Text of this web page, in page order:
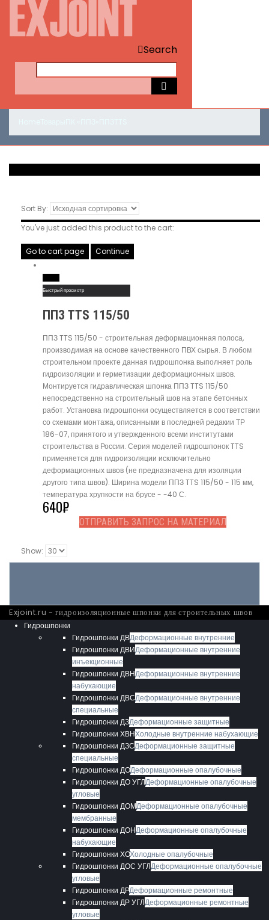
Search
Sort By:
You've just added this product to the cart:
Go to cart page Continue
Быстрый просмотр
ППЗ TTS 115/50
ППЗ TTS 115/50 - строительная деформационная полоса,
производимая на основе качественного ПВХ сырья. В любом
строительном проекте данная гидрошпонка выполняет роль
гидроизоляции и герметизации деформационных швов.
Монтируется гидравлическая шпонка ППЗ TTS 115/50
непосредственно на строительный шов на этапе бетонных
работ. Установка гидрошпонки осуществляется в соответствии
со схемами монтажа, описанными в последней редакии ТР
186-07, принятого и утвержденного всеми институтами
строительства в России. Серия моделей гидрошпонок TTS
применяется для гидроизоляции исключительно
деформационных швов (не предназначена для изоляции
другого типа швов). Ширина модели ППЗ TTS 115/50 - 115 мм,
температура хрупкости на брусе - -40 С.
640₽
ОТПРАВИТЬ ЗАПРОС НА МАТЕРИАЛ
Show:
Exjoint.ru - гидроизоляционные шпонки для строительных швов
Гидрошпонки
Гидрошпонки ДВДеформационные внутренние
Гидрошпонки ДВИДеформационные внутренние
инъекционные
Гидрошпонки ДВНДеформационные внутренние
набухающие
Гидрошпонки ДВСДеформационные внутренние
специальные
Гидрошпонки ДЗДеформационные защитные
Гидрошпонки ХВНХолодные внутренние набухающие
Гидрошпонки ДЗСДеформационные защитные
специальные
Гидрошпонки ДОДеформационные опалубочные
Гидрошпонки ДО УГЛДеформационные опалубочные
угловые
Гидрошпонки ДОМДеформационные опалубочные
мембранные
Гидрошпонки ДОНДеформационные опалубочные
набухающие
Гидрошпонки ХОХолодные опалубочные
Гидрошпонки ДОС УГЛДеформационные опалубочные
угловые
Гидрошпонки ДРДеформационные ремонтные
Гидрошпонки ДР УГЛДеформационные ремонтные
угловые